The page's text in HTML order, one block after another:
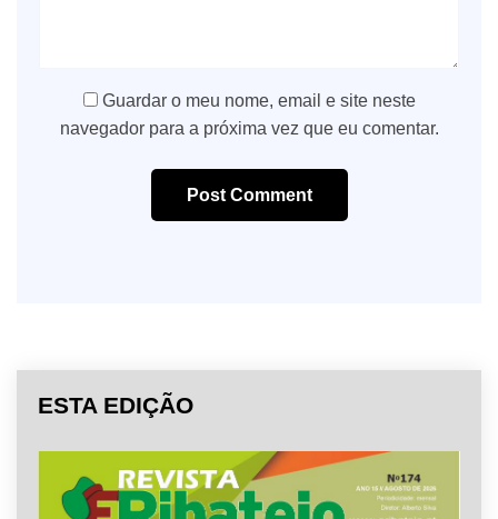
Guardar o meu nome, email e site neste
navegador para a próxima vez que eu comentar.
Post Comment
ESTA EDIÇÃO